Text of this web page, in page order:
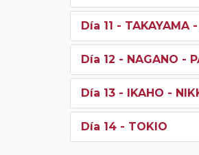
Día 11 - TAKAYAMA
Día 12 - NAGANO -
Día 13 - IKAHO -
Día 14 - TOKIO